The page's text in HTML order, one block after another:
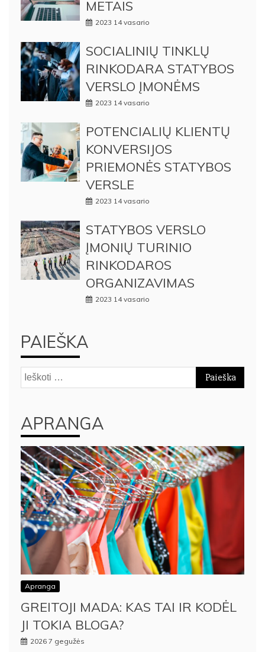
METAIS
2023 14 vasario
SOCIALINIŲ TINKLŲ
RINKODARA STATYBOS
VERSLO ĮMONĖMS
2023 14 vasario
POTENCIALIŲ KLIENTŲ
KONVERSIJOS
PRIEMONĖS STATYBOS
VERSLE
2023 14 vasario
STATYBOS VERSLO
ĮMONIŲ TURINIO
RINKODAROS
ORGANIZAVIMAS
2023 14 vasario
PAIEŠKA
Ieškoti:
APRANGA
Apranga
GREITOJI MADA: KAS TAI IR KODĖL
JI TOKIA BLOGA?
2026 7 gegužės